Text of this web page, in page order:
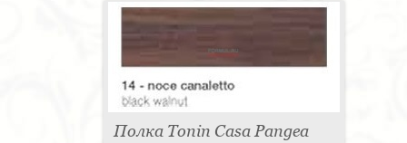
Полка Tonin Casa Pangea